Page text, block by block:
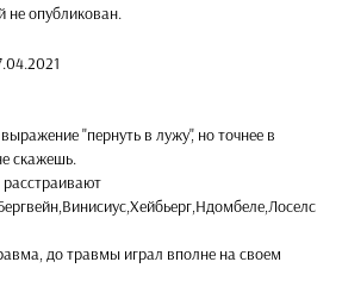
не опубликован.
"пернуть в лужу", но точнее в
скажешь.
расстраивают
до травмы играл вполне на своем